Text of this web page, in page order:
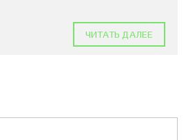
ЧИТАТЬ ДАЛЕЕ